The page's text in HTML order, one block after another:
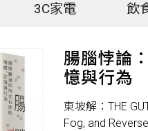
3C家電 飲
腸腦悖論
憶與行為
東坡解：THE
Fog, and